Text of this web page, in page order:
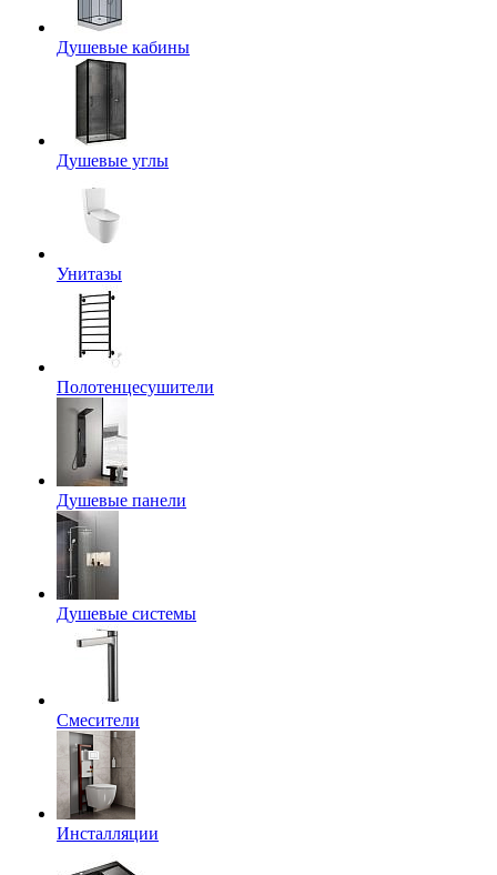
Душевые кабины
Душевые углы
Унитазы
Полотенцесушители
Душевые панели
Душевые системы
Смесители
Инсталляции